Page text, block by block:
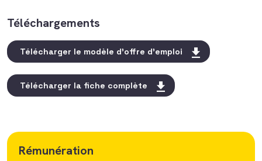
Téléchargements
Télécharger le modèle d'offre d'emploi
Télécharger la fiche complète
Rémunération